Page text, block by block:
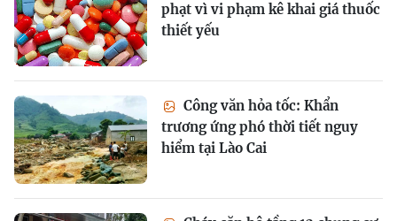
phạt vì vi phạm kê khai giá thuốc
thiết yếu
Công văn hỏa tốc: Khẩn
trương ứng phó thời tiết nguy
hiểm tại Lào Cai